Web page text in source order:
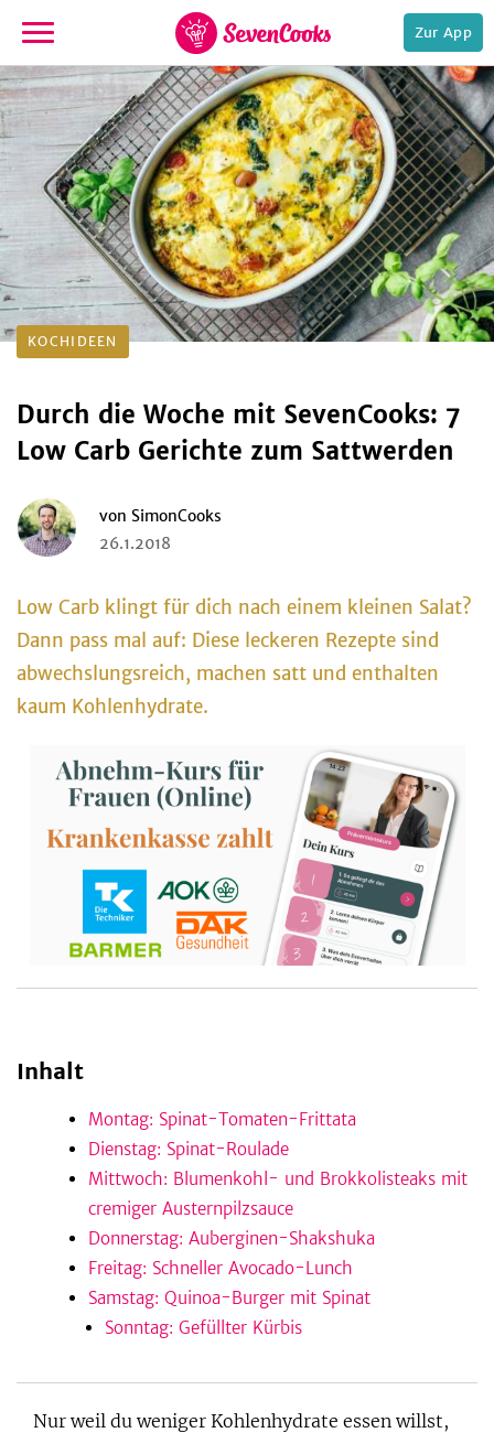
zur
Startseite
Zur App
KOCHIDEEN
Durch die Woche mit SevenCooks: 7
Low Carb Gerichte zum Sattwerden
von SimonCooks
26.1.2018
Low Carb klingt für dich nach einem kleinen Salat?
Dann pass mal auf: Diese leckeren Rezepte sind
abwechslungsreich, machen satt und enthalten
kaum Kohlenhydrate.
Inhalt
Montag: Spinat-Tomaten-Frittata
Dienstag: Spinat-Roulade
Mittwoch: Blumenkohl- und Brokkolisteaks mit
cremiger Austernpilzsauce
Donnerstag: Auberginen-Shakshuka
Freitag: Schneller Avocado-Lunch
Samstag: Quinoa-Burger mit Spinat
Sonntag: Gefüllter Kürbis
Nur weil du weniger Kohlenhydrate essen willst,